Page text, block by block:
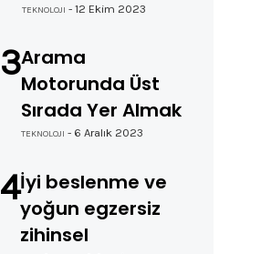
TEKNOLOJI - 12 Ekim 2023
3Arama
Motorunda Üst
Sırada Yer Almak
TEKNOLOJI - 6 Aralık 2023
4İyi beslenme ve
yoğun egzersiz
zihinsel